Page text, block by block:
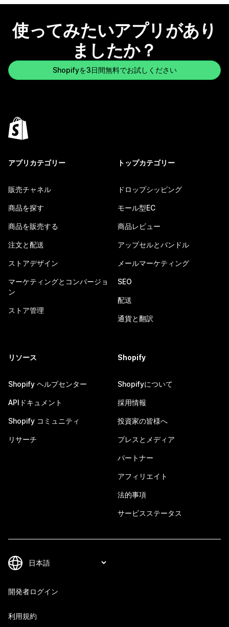
使ってみたいアプリがあり
ましたか？
Shopifyを3日間無料でお試しください
アプリカテゴリー
販売チャネル
商品を探す
商品を販売する
注文と配送
ストアデザイン
マーケティングとコンバージョ
ン
ストア管理
トップカテゴリー
ドロップシッピング
モール型EC
商品レビュー
アップセルとバンドル
メールマーケティング
SEO
配送
通貨と翻訳
リソース
Shopify ヘルプセンター
APIドキュメント
Shopify コミュニティ
リサーチ
Shopify
Shopifyについて
採用情報
投資家の皆様へ
プレスとメディア
パートナー
アフィリエイト
法的事項
サービスステータス
開発者ログイン
利用規約